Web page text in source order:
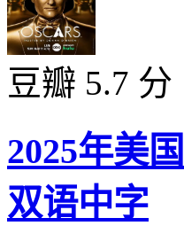
豆瓣 5.7 分
2025年美
双语中字